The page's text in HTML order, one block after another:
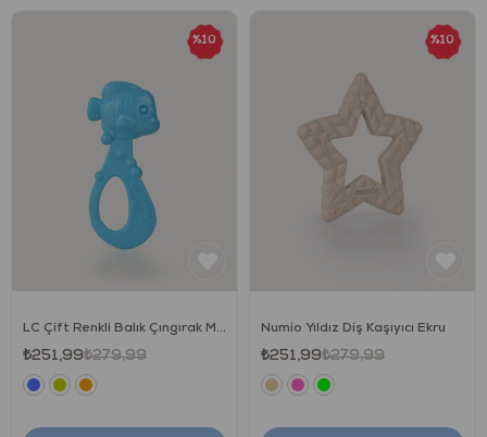
LC Çift Renkli Balık Çıngırak Mavi Yeşil
₺251,99₺279,99
%10
Numio Yıldız Diş Kaşıyıcı Ekru
₺251,99₺279,99
%10